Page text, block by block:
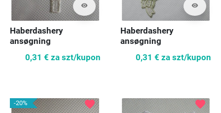
visibility
Haberdashery
ansøgning
0,31 € za szt/kupon
visibility
Haberdashery
ansøgning
0,31 € za szt/kupon
-20% favorite favorite